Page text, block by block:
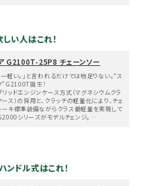
い人はこれ！
G2100T-25P8 チェーンソー
一軽い。」と言われるだけでは物足りない。"ス
"G2100T誕生！
リッドエンジンケース方式（マグネシウムクラ
ース）の採用と、クラッチの軽量化により、チェ
ーキ標準装備ながらクラス最軽量を実現して
シリーズがモデルチェンジ。
ドル式はこれ！